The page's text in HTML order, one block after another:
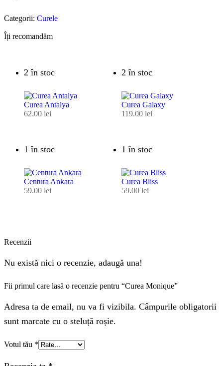
Categorii: Curele
Îți recomandăm
2 în stoc
Curea Antalya
62.00 lei
2 în stoc
Curea Galaxy
119.00 lei
1 în stoc
Centura Ankara
59.00 lei
1 în stoc
Curea Bliss
59.00 lei
Recenzii
Nu există nici o recenzie, adaugă una!
Fii primul care lasă o recenzie pentru “Curea Monique”
Adresa ta de email, nu va fi vizibila. Câmpurile obligatorii
sunt marcate cu o steluță roșie.
Votul tău *